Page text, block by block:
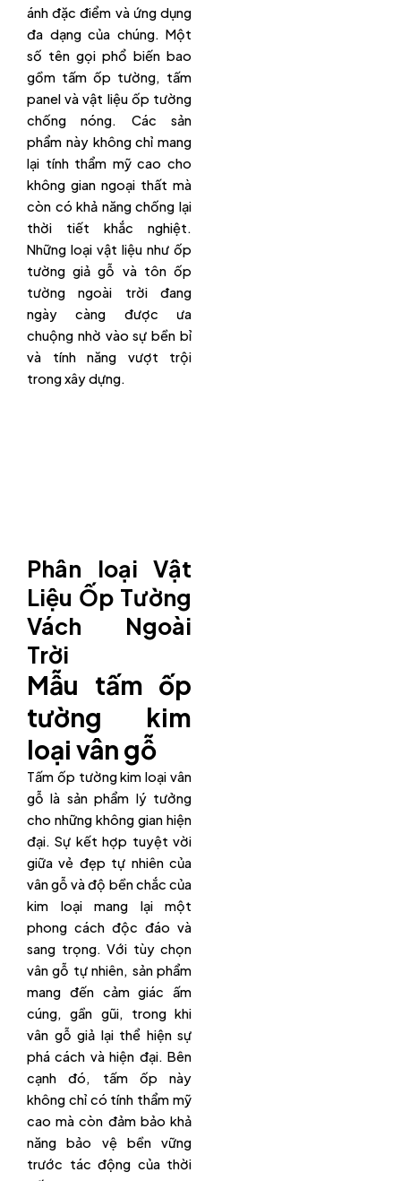
ánh đặc điểm và ứng dụng
đa dạng của chúng. Một
số tên gọi phổ biến bao
gồm tấm ốp tường, tấm
panel và vật liệu ốp tường
chống nóng. Các sản
phẩm này không chỉ mang
lại tính thẩm mỹ cao cho
không gian ngoại thất mà
còn có khả năng chống lại
thời tiết khắc nghiệt.
Những loại vật liệu như ốp
tường giả gỗ và tôn ốp
tường ngoài trời đang
ngày càng được ưa
chuộng nhờ vào sự bền bỉ
và tính năng vượt trội
trong xây dựng.
Phân loại Vật
Liệu Ốp Tường
Vách Ngoài
Trời
Mẫu tấm ốp
tường kim
loại vân gỗ
Tấm ốp tường kim loại vân
gỗ là sản phẩm lý tưởng
cho những không gian hiện
đại. Sự kết hợp tuyệt vời
giữa vẻ đẹp tự nhiên của
vân gỗ và độ bền chắc của
kim loại mang lại một
phong cách độc đáo và
sang trọng. Với tùy chọn
vân gỗ tự nhiên, sản phẩm
mang đến cảm giác ấm
cúng, gần gũi, trong khi
vân gỗ giả lại thể hiện sự
phá cách và hiện đại. Bên
cạnh đó, tấm ốp này
không chỉ có tính thẩm mỹ
cao mà còn đảm bảo khả
năng bảo vệ bền vững
trước tác động của thời